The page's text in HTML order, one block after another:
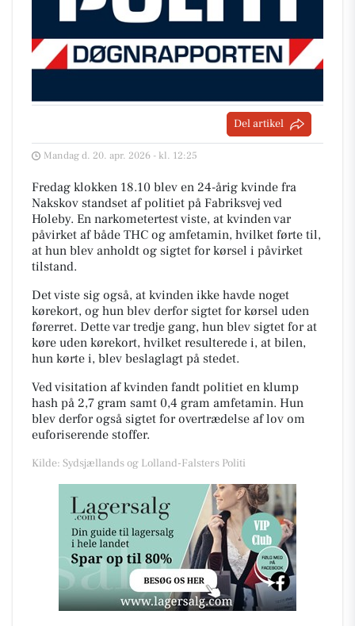
Del artikel
Mandag d. 20. apr. 2026 - kl. 12:25
Fredag klokken 18.10 blev en 24-årig kvinde fra
Nakskov standset af politiet på Fabriksvej ved
Holeby. En narkometertest viste, at kvinden var
påvirket af både THC og amfetamin, hvilket førte til,
at hun blev anholdt og sigtet for kørsel i påvirket
tilstand.
Det viste sig også, at kvinden ikke havde noget
kørekort, og hun blev derfor sigtet for kørsel uden
førerret. Dette var tredje gang, hun blev sigtet for at
køre uden kørekort, hvilket resulterede i, at bilen,
hun kørte i, blev beslaglagt på stedet.
Ved visitation af kvinden fandt politiet en klump
hash på 2,7 gram samt 0,4 gram amfetamin. Hun
blev derfor også sigtet for overtrædelse af lov om
euforiserende stoffer.
Kilde: Sydsjællands og Lolland-Falsters Politi